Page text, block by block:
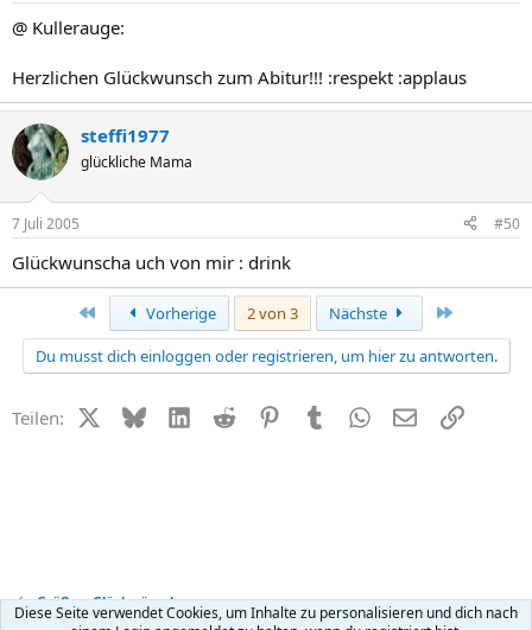
@ Kullerauge:
Herzlichen Glückwunsch zum Abitur!!! :respekt :applaus
steffi1977
glückliche Mama
7 Juli 2005 #50
Glückwunscha uch von mir : drink
Erste Vorherige 2 von 3 Nächste
Du musst dich einloggen oder registrieren, um hier zu antworten.
Teilen: X (Twitter)
BlueskyLinkedIn
Reddit PinterestTumblr WhatsApp
E-MailLink
Grüße + Glückwünsche
Diese Seite verwendet Cookies, um Inhalte zu personalisieren und dich nach